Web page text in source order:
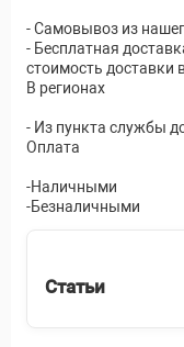
- Самовывоз из
- Бесплатная
стоимость доставки
В регионах
- Из пункта службы
Оплата
-Наличными
-Безналичными
Статьи